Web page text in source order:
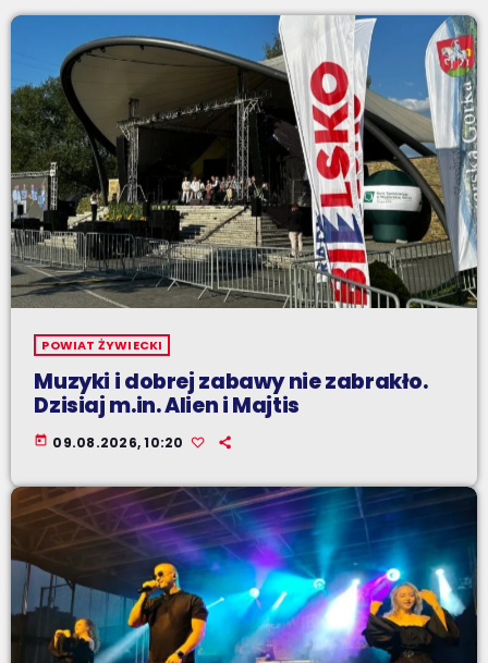
POWIAT ŻYWIECKI
Muzyki i dobrej zabawy nie zabrakło.
Dzisiaj m.in. Alien i Majtis
today 09.08.2026, 10:20